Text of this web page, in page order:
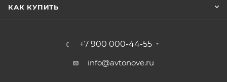
КАК КУПИТЬ
+7 900 000-44-55
info@avtonove.ru